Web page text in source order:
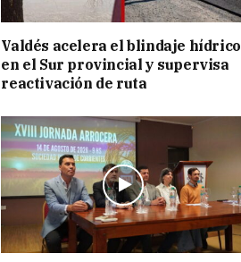
Valdés acelera el blindaje hídrico
en el Sur provincial y supervisa
reactivación de ruta